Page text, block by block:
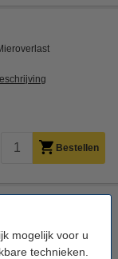
mogelijk voor u
technieken.
Bestellen